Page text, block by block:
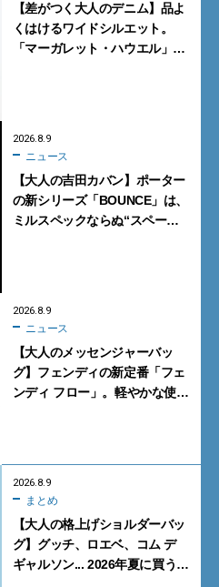
【差がつく大人のデニム】品よ
くはけるワイドシルエット。
「マーガレット・ハウエル」と
2026.8.9
ニュース
【大人の吉田カバン】ポーター
の新シリーズ「BOUNCE」は、
ミルスペックならぬ“スペース
2026.8.9
ニュース
【大人のメッセンジャーバッ
グ】フェンディの新定番「フェ
ンディ フロー」。軽やかな使い
2026.8.9
まとめ
【大人の格上げショルダーバッ
グ】グッチ、ロエベ、コム デ
ギャルソン... 2026年夏に買うべ